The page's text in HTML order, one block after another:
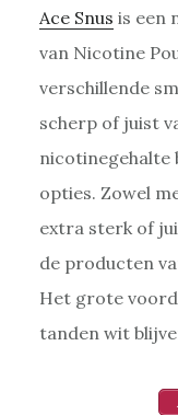
Ace Snus is een
van Nicotine
verschillende
scherp of juist
nicotinegehalte
opties. Zowel
extra sterk of
de producten
Het grote
tanden wit